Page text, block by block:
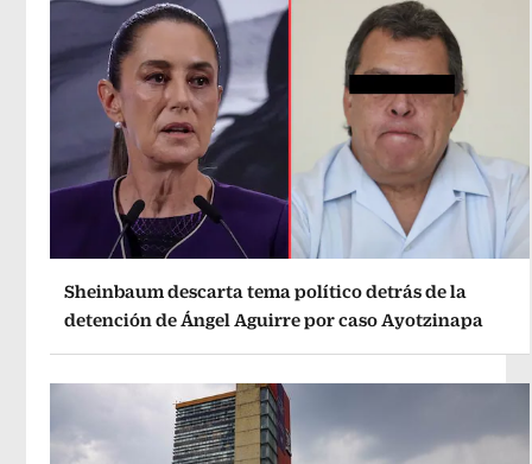
Sheinbaum descarta tema político detrás de la
detención de Ángel Aguirre por caso Ayotzinapa